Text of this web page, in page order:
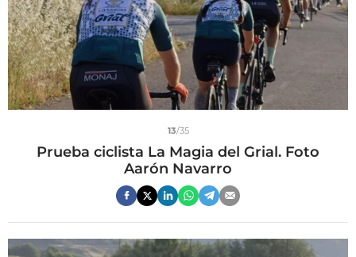
13/35
Prueba ciclista La Magia del Grial. Foto
Aarón Navarro